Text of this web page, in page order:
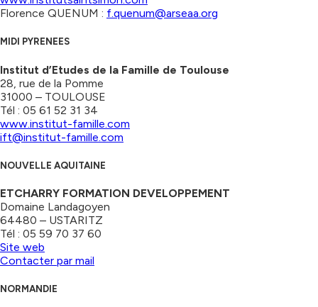
Florence QUENUM : f.quenum@arseaa.org
MIDI PYRENEES
Institut d’Etudes de la Famille de Toulouse
28, rue de la Pomme
31000 – TOULOUSE
Tél : 05 61 52 31 34
www.institut-famille.com
ift@institut-famille.com
NOUVELLE AQUITAINE
ETCHARRY FORMATION DEVELOPPEMENT
Domaine Landagoyen
64480 – USTARITZ
Tél : 05 59 70 37 60
Site web
Contacter par mail
NORMANDIE